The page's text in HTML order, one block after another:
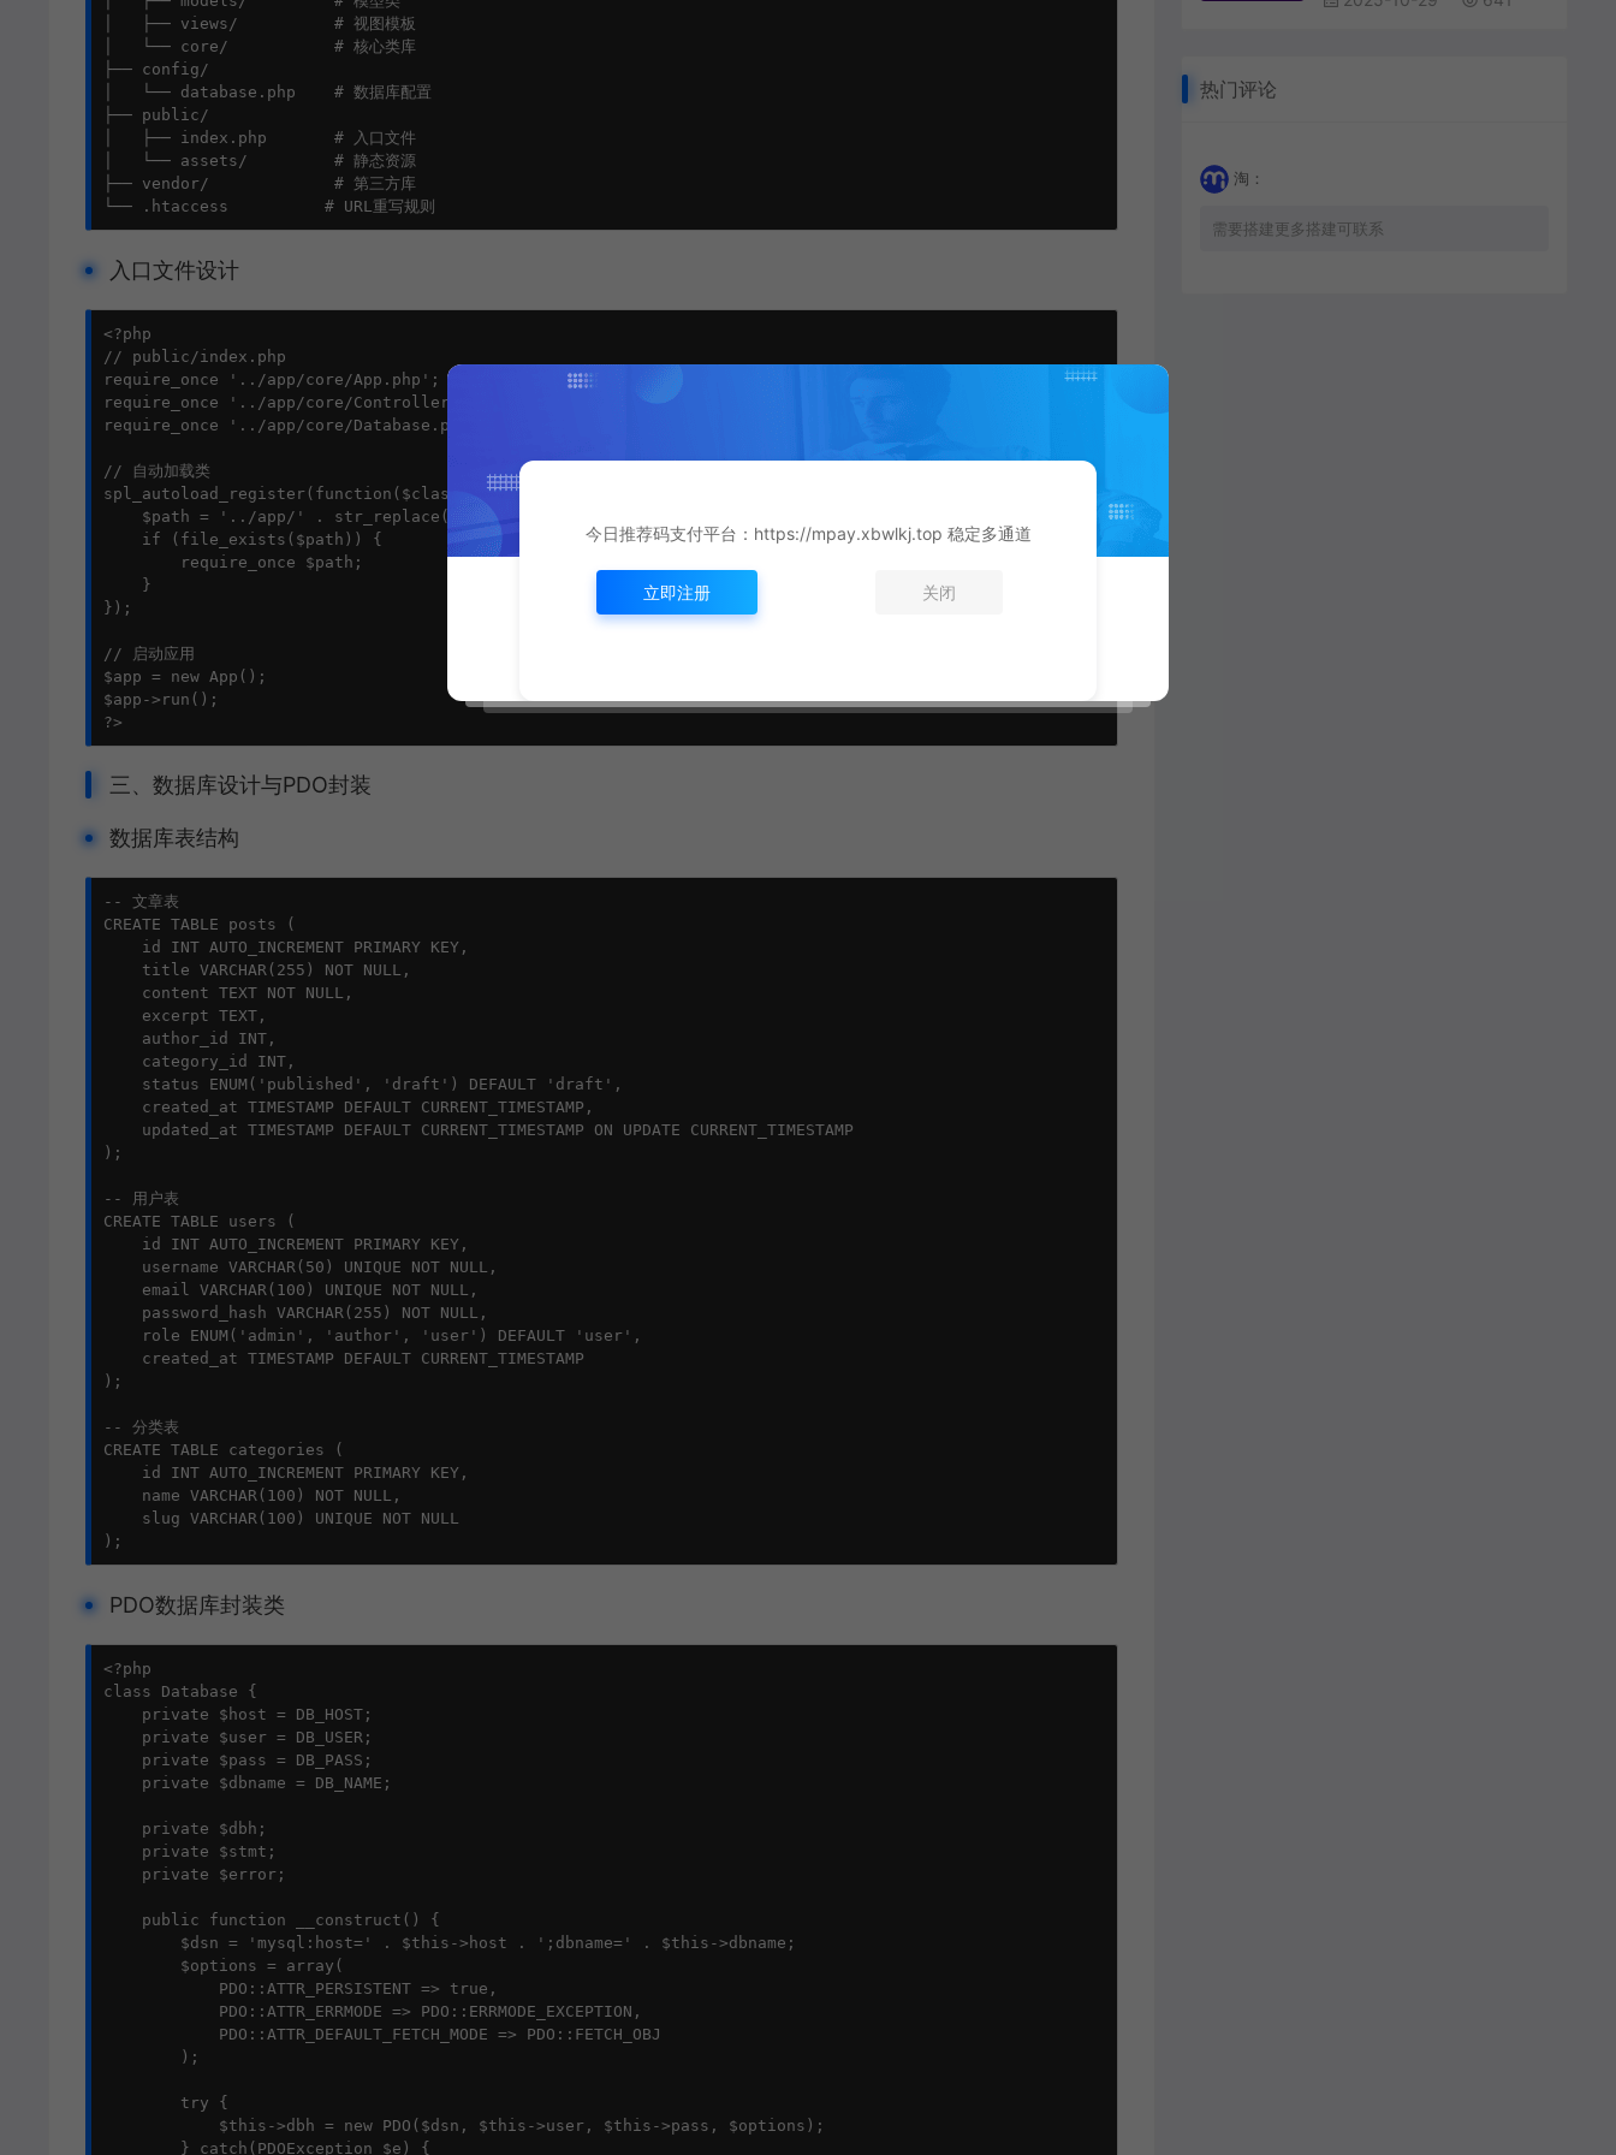
│   ├── views/          # 视图模板
│   └── core/           # 核心类库
├── config/
│   └── database.php    # 数据库配置
├── public/
│   ├── index.php       # 入口文件
│   └── assets/         # 静态资源
├── vendor/             # 第三方库
└── .htaccess          # URL重写规则
入口文件设计
<?php
// public/index.php
require_once '../app/core/App.php';
require_once '../app/core/Controller.php';
require_once '../app/core/Database.php';
// 自动加载类
spl_autoload_register(function($className) {
    $path = '../app/' . str_replace('\', '/', $className) . '.php';
    if (file_exists($path)) {
        require_once $path;
    }
});
// 启动应用
$app = new App();
$app->run();
?>
三、数据库设计与PDO封装
数据库表结构
-- 文章表
CREATE TABLE posts (
    id INT AUTO_INCREMENT PRIMARY KEY,
    title VARCHAR(255) NOT NULL,
    content TEXT NOT NULL,
    excerpt TEXT,
    author_id INT,
    category_id INT,
    status ENUM('published', 'draft') DEFAULT 'draft',
    created_at TIMESTAMP DEFAULT CURRENT_TIMESTAMP,
    updated_at TIMESTAMP DEFAULT CURRENT_TIMESTAMP ON UPDATE CURRENT_TIMESTAMP
);
-- 用户表
CREATE TABLE users (
    id INT AUTO_INCREMENT PRIMARY KEY,
    username VARCHAR(50) UNIQUE NOT NULL,
    email VARCHAR(100) UNIQUE NOT NULL,
    password_hash VARCHAR(255) NOT NULL,
    role ENUM('admin', 'author', 'user') DEFAULT 'user',
    created_at TIMESTAMP DEFAULT CURRENT_TIMESTAMP
);
-- 分类表
CREATE TABLE categories (
    id INT AUTO_INCREMENT PRIMARY KEY,
    name VARCHAR(100) NOT NULL,
    slug VARCHAR(100) UNIQUE NOT NULL
);
PDO数据库封装类
<?php
class Database {
    private $host = DB_HOST;
    private $user = DB_USER;
    private $pass = DB_PASS;
    private $dbname = DB_NAME;
    private $dbh;
    private $stmt;
    private $error;
    public function __construct() {
        $dsn = 'mysql:host=' . $this->host . ';dbname=' . $this->dbname;
        $options = array(
            PDO::ATTR_PERSISTENT => true,
            PDO::ATTR_ERRMODE => PDO::ERRMODE_EXCEPTION,
            PDO::ATTR_DEFAULT_FETCH_MODE => PDO::FETCH_OBJ
        );
        try {
            $this->dbh = new PDO($dsn, $this->user, $this->pass, $options);
        } catch(PDOException $e) {
热门评论
淘：
需要搭建更多搭建可联系
今日推荐码支付平台：https://mpay.xbwlkj.top 稳定多通道
立即注册 关闭